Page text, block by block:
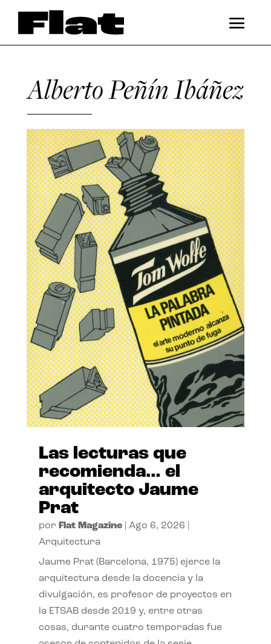
Alberto Peñín Ibáñez
Las lecturas que
recomienda… el
arquitecto Jaume
Prat
por Flat Magazine| Ago 6, 2026
Arquitectura
Jaume Prat (Barcelona, 1975) ejerce la
arquitectura desde la docencia y la
divulgación, es profesor de proyectos en
la ETSAB desde 2019 y, entre otras
cosas, durante cuatro temporadas fue